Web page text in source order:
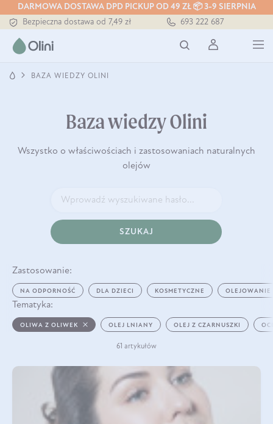
DARMOWA DOSTAWA DPD PICKUP OD 49 ZŁ 📦 3-9 SIERPNIA
Tłoczony zawsze na zimno
Bezpieczna dostawa od 7,49 zł
Tłoczony zawsze na zimno
693 222 687
BAZA WIEDZY OLINI
Baza wiedzy Olini
Wszystko o właściwościach i zastosowaniach naturalnych
olejów
SZUKAJ
Zastosowanie:
NA ODPORNOŚĆ DLA DZIECI KOSMETYCZNE OLEJOWANIE
Tematyka:
OLIWA Z OLIWEK OLEJ LNIANY OLEJ Z CZARNUSZKI
61 artykułów